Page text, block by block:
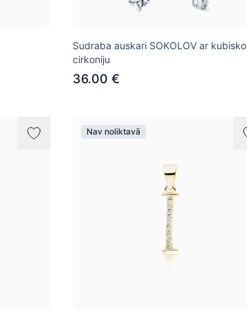
Sudraba auskari SOKOLOV ar kubisko
cirkoniju
36.00 €
Nav noliktavā